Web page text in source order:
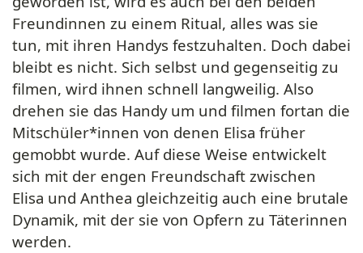
Freundinnen zu einem Ritual, alles was sie
tun, mit ihren Handys festzuhalten. Doch dabei
bleibt es nicht. Sich selbst und gegenseitig zu
filmen, wird ihnen schnell langweilig. Also
drehen sie das Handy um und filmen fortan die
Mitschüler*innen von denen Elisa früher
gemobbt wurde. Auf diese Weise entwickelt
sich mit der engen Freundschaft zwischen
Elisa und Anthea gleichzeitig auch eine brutale
Dynamik, mit der sie von Opfern zu Täterinnen
werden.